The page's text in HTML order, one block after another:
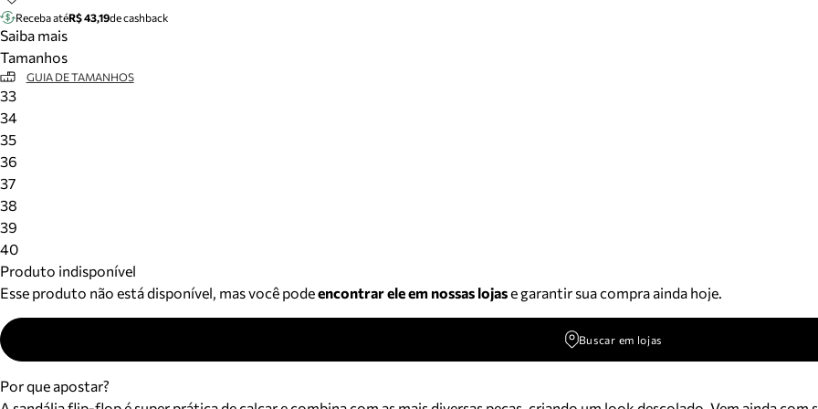
Receba atéR$ 43,19de cashback
Saiba mais
Tamanhos
GUIA DE TAMANHOS
33
34
35
36
37
38
39
40
Produto indisponível
Esse produto não está disponível, mas você podeencontrar ele em nossas lojase garantir sua compra ainda hoje.
Buscar em lojas
Por que apostar?